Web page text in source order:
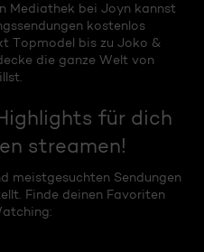
Mediathek bei Joyn kannst
kostenlos
Topmodel bis zu Joko &
die ganze Welt von
für dich
streamen!
meistgesuchten Sendungen
Finde deinen Favoriten